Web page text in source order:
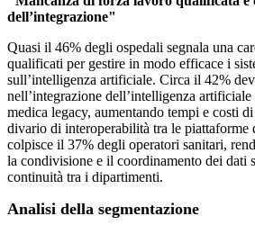
dell’integrazione"
Quasi il 46% degli ospedali segnala una
qualificati per gestire in modo efficace i
sull’intelligenza artificiale. Circa il 42%
nell’integrazione dell’intelligenza
medica legacy, aumentando tempi e costi
divario di interoperabilità tra le
colpisce il 37% degli operatori sanitari,
la condivisione e il coordinamento dei dati
continuità tra i dipartimenti.
Analisi della segmentazione